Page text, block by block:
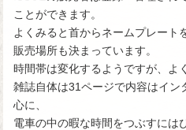
ことができます。
よくみると首からネームプレート
販売場所も決まっています。
時間帯は変化するようですが、よ
雑誌自体は31ページで内容はイン
心に、
電車の中の暇な時間をつぶすには